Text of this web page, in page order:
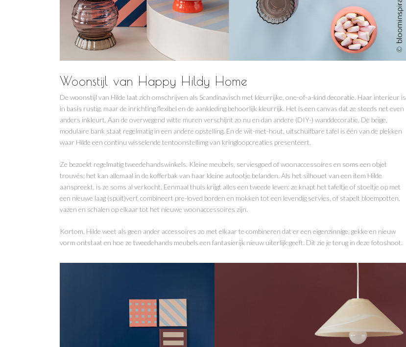
Woonstijl van Happy Hildy Home
De woonstijl van Hilde laat zich omschrijven als Scandinavisch met kleurrijke, one-of-a-kind decoratie. Haar interieur is
in basis rustig, maar de inrichting flexibel en de aankleding behoorlijk kleurrijk. Het is een canvas dat ze steeds net even
anders inkleurt. Aan de overwegend witte muren verschijnt zo nu en dan andere (DIY-) wanddecoratie. De beige,
modulaire bank staat regelmatig in een andere opstelling. En de wit-met-hout, uitschuifbare tafel is één van de plekken
waar Hilde een continu wisselende tentoonstellimg van kringloopcreaties presenteert.
Ze bezoekt regelmatig tweedehandswinkels. Kleine meubels, serviesgoed of woonaccessoires en soms een objet
trouvés; het kan allemaal in de kofferbak van haar kleine autootje belanden. Als het silhouet van een item Hilde
aanspreekt, is ze soms al verkocht. Eenmaal thuis krijgt alles een tweede leven: ze knapt het tafeltje of stoeltje op met
een nieuwe laag (spuit)verf, combineert pre-loved borden en mokken tot een levendig servies, of stapelt bloempotten,
vazen en schalen op elkaar tot het nieuwe woonaccessoires zijn.
Kortom, Hilde weet als geen ander accessoires zo met elkaar te combineren dat er een eigenzinnige, gekke en nieuw
vorm ontstaat en hoe ze tweedehands meubels een fantasierijk nieuw uiterlijk geeft. Dit zie je terug in deze fotoshoot.